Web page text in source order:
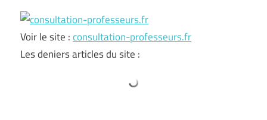
Voir le site :consultation-professeurs.fr
Les deniers articles du site :